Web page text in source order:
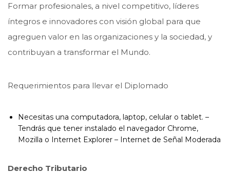
Formar profesionales, a nivel competitivo, líderes
íntegros e innovadores con visión global para que
agreguen valor en las organizaciones y la sociedad, y
contribuyan a transformar el Mundo.
Requerimientos para llevar el Diplomado
Necesitas una computadora, laptop, celular o tablet. –
Tendrás que tener instalado el navegador Chrome,
Mozilla o Internet Explorer – Internet de Señal Moderada
Derecho Tributario